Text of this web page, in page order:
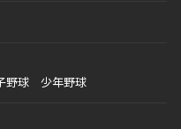
野球 少年野球